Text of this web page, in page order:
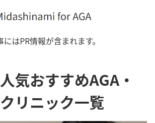
はPR情報が含まれます。
気おすすめAGA・
リニック一覧